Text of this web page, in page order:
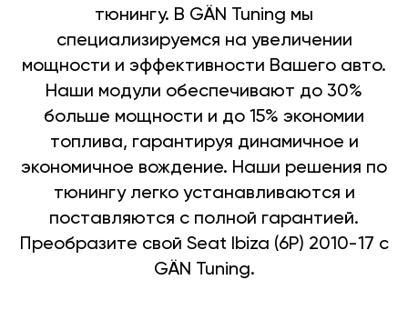
тюнингу. В GÄN Tuning мы
специализируемся на увеличении
мощности и эффективности Вашего авто.
Наши модули обеспечивают до 30%
больше мощности и до 15% экономии
топлива, гарантируя динамичное и
экономичное вождение. Наши решения по
тюнингу легко устанавливаются и
поставляются с полной гарантией.
Преобразите свой Seat Ibiza (6P) 2010-17 с
GÄN Tuning.